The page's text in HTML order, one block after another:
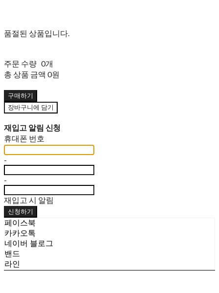
품절된 상품입니다.
주문 수량 0개
총 상품 금액 0원
구매하기
장바구니에 담기
재입고 알림 신청
휴대폰 번호
-
-
재입고 시 알림
신청하기
페이스북
카카오톡
네이버 블로그
밴드
라인